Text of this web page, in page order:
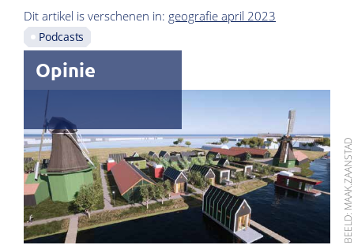
Dit artikel is verschenen in: geografie april 2023
Podcasts
Opinie
BEELD: MAAK.ZAANSTAD